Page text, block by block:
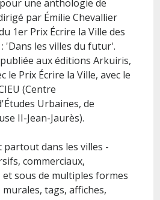
une anthologie de
par Émilie Chevallier
1er Prix Écrire la Ville des
'Dans les villes du futur'.
aux éditions Arkuiris,
le Prix Écrire la Ville, avec le
(Centre
Urbaines, de
II-Jean-Jaurès).
dans les villes -
commerciaux,
et sous de multiples formes
tags, affiches,